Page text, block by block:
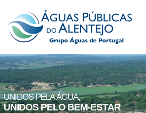
UNIDOS PELA ÁGUA,
UNIDOS PELO BEM-ESTAR